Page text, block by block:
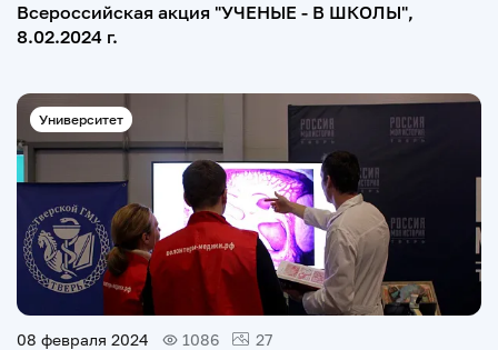
Всероссийская акция "УЧЕНЫЕ - В ШКОЛЫ",
8.02.2024 г.
Университет
08 февраля 2024 1086 27